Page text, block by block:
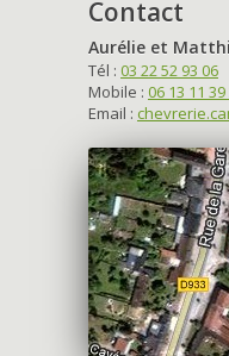
Contact
Aurélie et
Tél : 03 22 52 93 06
Mobile : 06 13 11 39
Email :